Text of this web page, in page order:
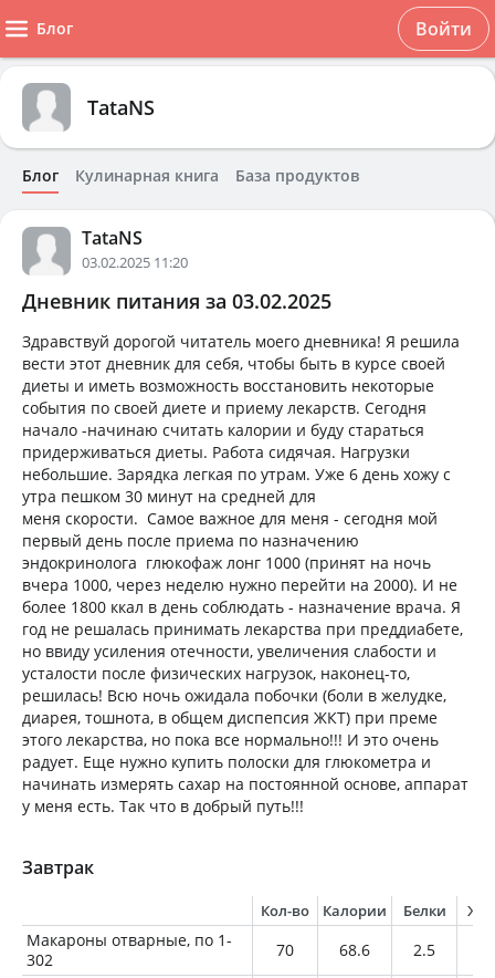
Блог Войти
TataNS
Блог Кулинарная книга База продуктов
TataNS
03.02.2025 11:20
Дневник питания за 03.02.2025
Здравствуй дорогой читатель моего дневника! Я решила
вести этот дневник для себя, чтобы быть в курсе своей
диеты и иметь возможность восстановить некоторые
события по своей диете и приему лекарств. Сегодня
начало -начинаю считать калории и буду стараться
придерживаться диеты. Работа сидячая. Нагрузки
небольшие. Зарядка легкая по утрам. Уже 6 день хожу с
утра пешком 30 минут на средней для
меня скорости. Самое важное для меня - сегодня мой
первый день после приема по назначению
эндокринолога глюкофаж лонг 1000 (принят на ночь
вчера 1000, через неделю нужно перейти на 2000). И не
более 1800 ккал в день соблюдать - назначение врача. Я
год не решалась принимать лекарства при преддиабете,
но ввиду усиления отечности, увеличения слабости и
усталости после физических нагрузок, наконец-то,
решилась! Всю ночь ожидала побочки (боли в желудке,
диарея, тошнота, в общем диспепсия ЖКТ) при преме
этого лекарства, но пока все нормально!!! И это очень
радует. Еще нужно купить полоски для глюкометра и
начинать измерять сахар на постоянной основе, аппарат
у меня есть. Так что в добрый путь!!!
Завтрак
Кол-во Калории Белки
Макароны отварные, по 1-
302
70 68.6 2.5